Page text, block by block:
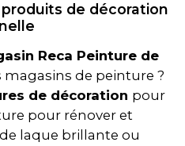
de décoration
Reca Peinture de
de peinture ?
de décoration pour
pour rénover et
laque brillante ou